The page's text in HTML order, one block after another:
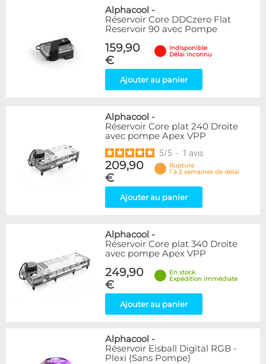
Alphacool -
Réservoir Core DDCzero Flat
Reservoir 90 avec Pompe
159,90
€
Indisponible
Délai inconnu
Ajouter au panier
Alphacool -
Réservoir Core plat 240 Droite
avec pompe Apex VPP
5/5 - 1 avis
209,90
€
Rupture
1 à 2 semaines de délai
Ajouter au panier
Alphacool -
Réservoir Core plat 340 Droite
avec pompe Apex VPP
249,90
€
En stock
Expédition immédiate
Ajouter au panier
Alphacool -
Réservoir Eisball Digital RGB -
Plexi (Sans Pompe)